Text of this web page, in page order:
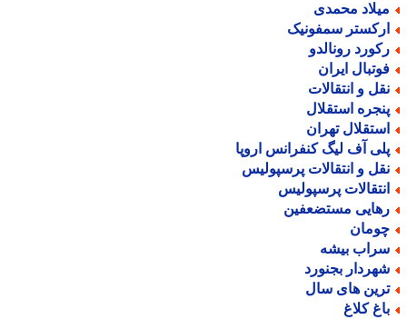
محمدی
سمفونیک
رونالدو
ایران
و انتقالات
استقلال
تهران
آف لیگ کنفرانس اروپا
و انتقالات پرسپولیس
پرسپولیس
مستضعفین
بیشه
بجنورد
های سال
کلاغ